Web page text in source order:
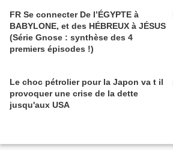
FR Se connecter De l’ÉGYPTE à
BABYLONE, et des HÉBREUX à JÉSUS
(Série Gnose : synthèse des 4
premiers épisodes !)
Le choc pétrolier pour la Japon va t il
provoquer une crise de la dette
jusqu'aux USA